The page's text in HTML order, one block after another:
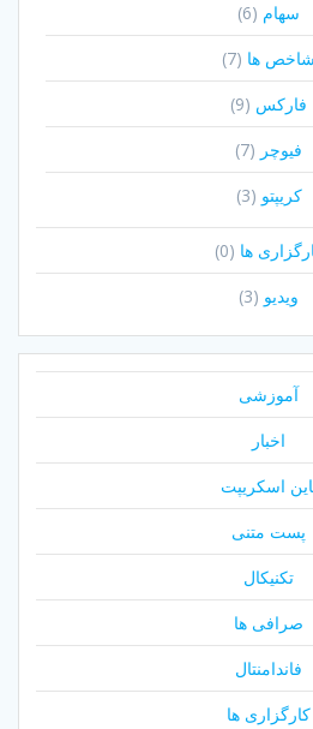
سهام (6)
شاخص ها (7)
فارکس (9)
فیوچر (7)
کریپتو (3)
ها (0)
ویدیو (3)
آموزشی
اخبار
اسکریپت
پست متنی
تکنیکال
صرافی ها
فاندامنتال
کارگزاری ها